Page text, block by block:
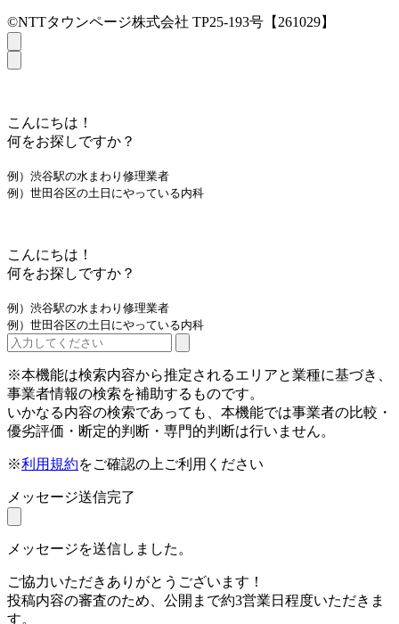
©NTTタウンページ株式会社 TP25-193号【261029】
こんにちは！
何をお探しですか？
例）渋谷駅の水まわり修理業者
例）世田谷区の土日にやっている内科
こんにちは！
何をお探しですか？
例）渋谷駅の水まわり修理業者
例）世田谷区の土日にやっている内科
※本機能は検索内容から推定されるエリアと業種に基づき、
事業者情報の検索を補助するものです。
いかなる内容の検索であっても、本機能では事業者の比較・
優劣評価・断定的判断・専門的判断は行いません。
※利用規約をご確認の上ご利用ください
メッセージ送信完了
メッセージを送信しました。
ご協力いただきありがとうございます！
投稿内容の審査のため、公開まで約3営業日程度いただきま
す。